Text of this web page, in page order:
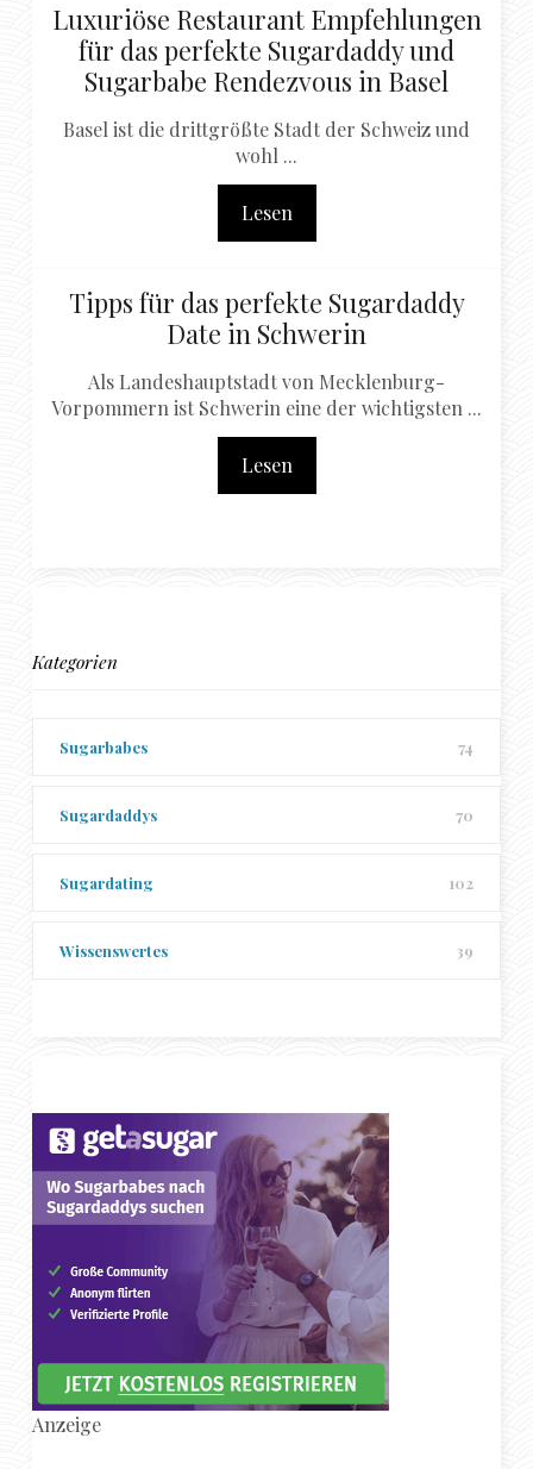
Luxuriöse Restaurant Empfehlungen
für das perfekte Sugardaddy und
Sugarbabe Rendezvous in Basel
Basel ist die drittgrößte Stadt der Schweiz und
wohl ...
Lesen
Tipps für das perfekte Sugardaddy
Date in Schwerin
Als Landeshauptstadt von Mecklenburg-
Vorpommern ist Schwerin eine der wichtigsten ...
Lesen
Kategorien
Sugarbabes 74
Sugardaddys 70
Sugardating 102
Wissenswertes 39
Anzeige